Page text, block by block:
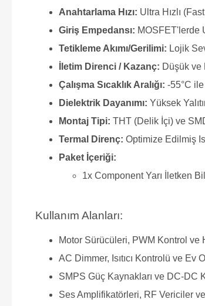
Anahtarlama Hızı: Ultra Hızlı
Giriş Empedansı: MOSFET'lerde
Tetikleme Akımı/Gerilimi: Lojik
İletim Direnci / Kazanç: Düşük ve
Çalışma Sıcaklık Aralığı: -55°C ile
Dielektrik Dayanımı: Yüksek
Montaj Tipi: THT (Delik İçi) ve
Termal Direnç: Optimize Edilmiş
Paket İçeriği:
1x Component Yarı İletken
Kullanım Alanları:
Motor Sürücüleri, PWM Kontrol ve
AC Dimmer, Isıtıcı Kontrolü ve Ev
SMPS Güç Kaynakları ve DC-DC
Ses Amplifikatörleri, RF Vericiler